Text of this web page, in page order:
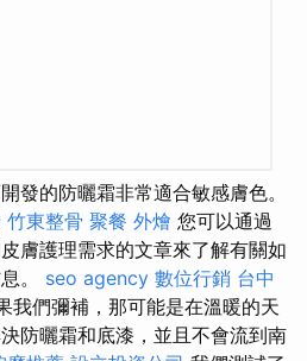
發的防曬霜非常適合敏感膚色。
竹東整骨 聚餐 外燴 您可以通過
膚護理需求的文章來了解有關如
。 seo agency 數位行銷 台中
我們彌補，那可能是在溫暖的天
防曬霜和底漆，並且不會流到南